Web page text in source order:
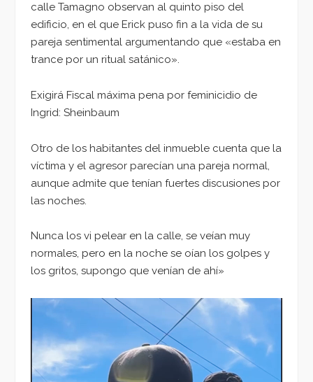
calle Tamagno observan al quinto piso del
edificio, en el que Erick puso fin a la vida de su
pareja sentimental argumentando que «estaba en
trance por un ritual satánico».
Exigirá Fiscal máxima pena por feminicidio de
Ingrid: Sheinbaum
Otro de los habitantes del inmueble cuenta que la
víctima y el agresor parecían una pareja normal,
aunque admite que tenían fuertes discusiones por
las noches.
Nunca los vi pelear en la calle, se veían muy
normales, pero en la noche se oían los golpes y
los gritos, supongo que venían de ahí»
Reproductor
vídeo